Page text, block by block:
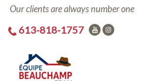
Our clients are always number one
613-818-1757